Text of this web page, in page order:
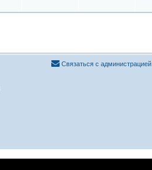
Связаться с администрацией